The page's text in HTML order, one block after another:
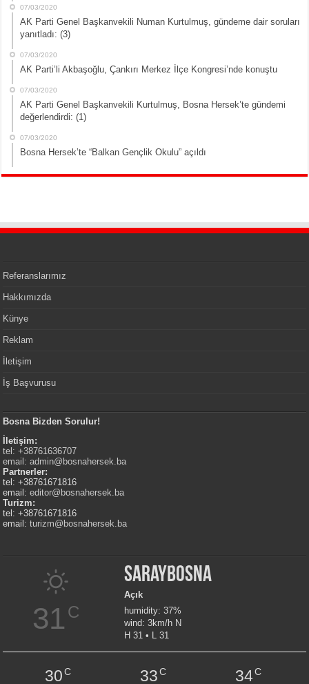
07/03/2020
AK Parti Genel Başkanvekili Numan Kurtulmuş, gündeme dair soruları
yanıtladı: (3)
07/03/2020
AK Parti’li Akbaşoğlu, Çankırı Merkez İlçe Kongresi’nde konuştu
07/03/2020
AK Parti Genel Başkanvekili Kurtulmuş, Bosna Hersek’te gündemi
değerlendirdi: (1)
07/03/2020
Bosna Hersek’te “Balkan Gençlik Okulu” açıldı
Referanslarımız
Hakkımızda
Künye
Reklam
İletişim
İş Başvurusu
Bosna Bizden Sorulur!
İletişim:
tel: +38761636707
email:admin@bosnahersek.ba
Partnerler:
tel: +38761671816
email:editor@bosnahersek.ba
Turizm:
tel: +38761671816
email:turizm@bosnahersek.ba
31 C
Saraybosna
Açık
humidity: 37%
wind: 3km/h N
H 31 • L 31
30C 33C 34C